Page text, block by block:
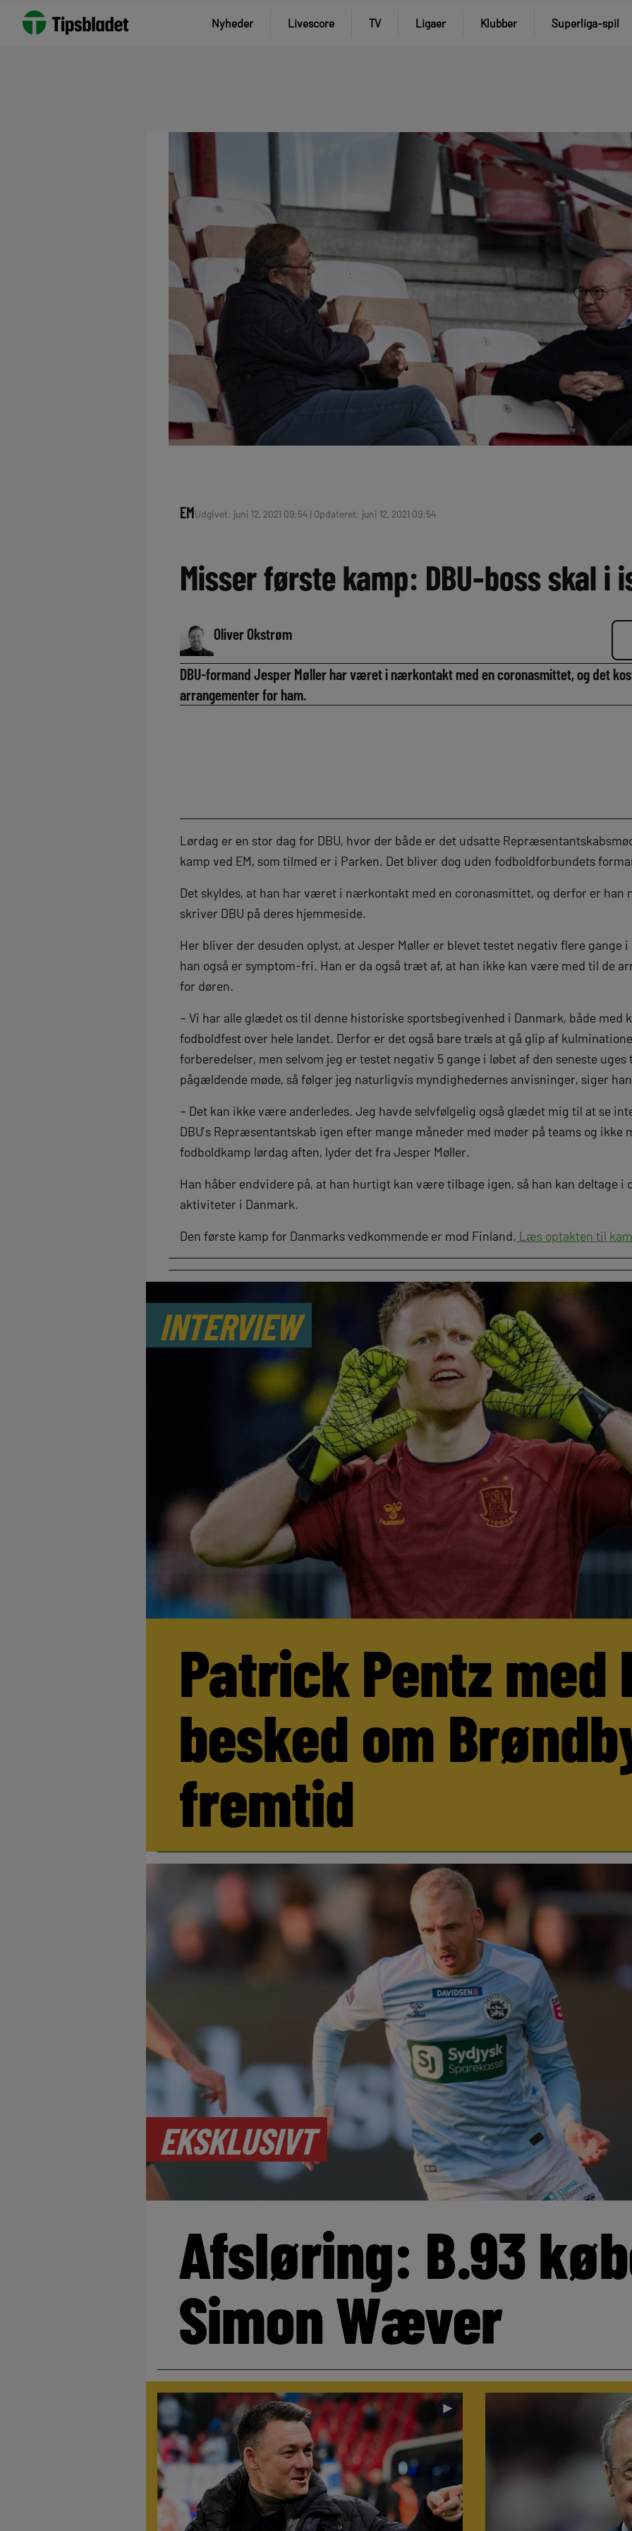
Nyheder Livescore TV Ligaer Klubber Superliga-spil
EMUdgivet: juni 12, 2021 09:54 | Opdateret: juni 12, 2021 09:54
Misser første kamp: DBU-boss skal i
Oliver Okstrøm
DBU-formand Jesper Møller har været i nærkontakt med en coronasmittet, og det
arrangementer for ham.
Lørdag er en stor dag for DBU, hvor der både er det udsatte
kamp ved EM, som tilmed er i Parken. Det bliver dog uden fodboldforbundets
Det skyldes, at han har været i nærkontakt med en coronasmittet, og derfor er han
skriver DBU på deres hjemmeside.
Her bliver der desuden oplyst, at Jesper Møller er blevet testet negativ flere gange
han også er symptom-fri. Han er da også træt af, at han ikke kan være med til de
for døren.
– Vi har alle glædet os til denne historiske sportsbegivenhed i Danmark, både med
fodboldfest over hele landet. Derfor er det også bare træls at gå glip af
forberedelser, men selvom jeg er testet negativ 5 gange i løbet af den seneste
pågældende møde, så følger jeg naturligvis myndighedernes anvisninger, siger
– Det kan ikke være anderledes. Jeg havde selvfølgelig også glædet mig til at se
DBU’s Repræsentantskab igen efter mange måneder med møder på teams og ikke
fodboldkamp lørdag aften, lyder det fra Jesper Møller.
Han håber endvidere på, at han hurtigt kan være tilbage igen, så han kan deltage i
aktiviteter i Danmark.
Den første kamp for Danmarks vedkommende er mod Finland. Læs optakten til
INTERVIEW
Patrick Pentz med
besked om
fremtid
EKSKLUSIVT
Afsløring: B.93
Simon Wæver
►